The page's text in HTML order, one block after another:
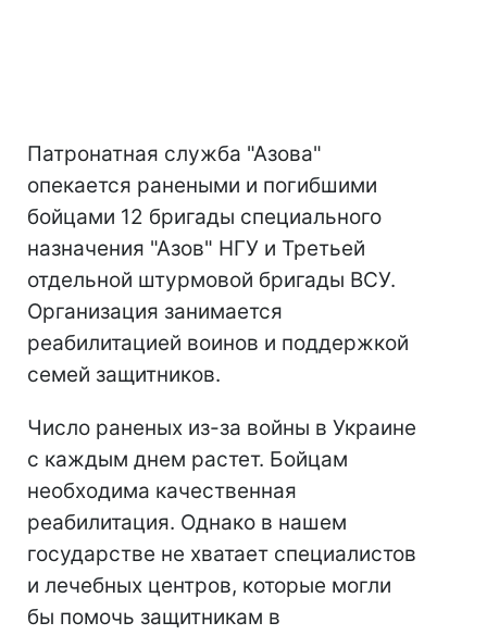
Патронатная служба "Азова"
опекается ранеными и погибшими
бойцами 12 бригады специального
назначения "Азов" НГУ и Третьей
отдельной штурмовой бригады ВСУ.
Организация занимается
реабилитацией воинов и поддержкой
семей защитников.
Число раненых из-за войны в Украине
с каждым днем растет. Бойцам
необходима качественная
реабилитация. Однако в нашем
государстве не хватает специалистов
и лечебных центров, которые могли
бы помочь защитникам в